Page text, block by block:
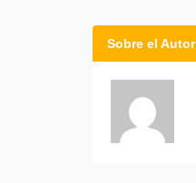
Sobre el Autor